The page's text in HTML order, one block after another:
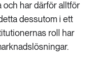
har därför alltför
dessutom i ett
roll har